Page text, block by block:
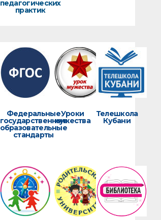
педагогических
практик
Федеральные
государственные
образовательные
стандарты
Уроки
мужества
Телешкола
Кубани